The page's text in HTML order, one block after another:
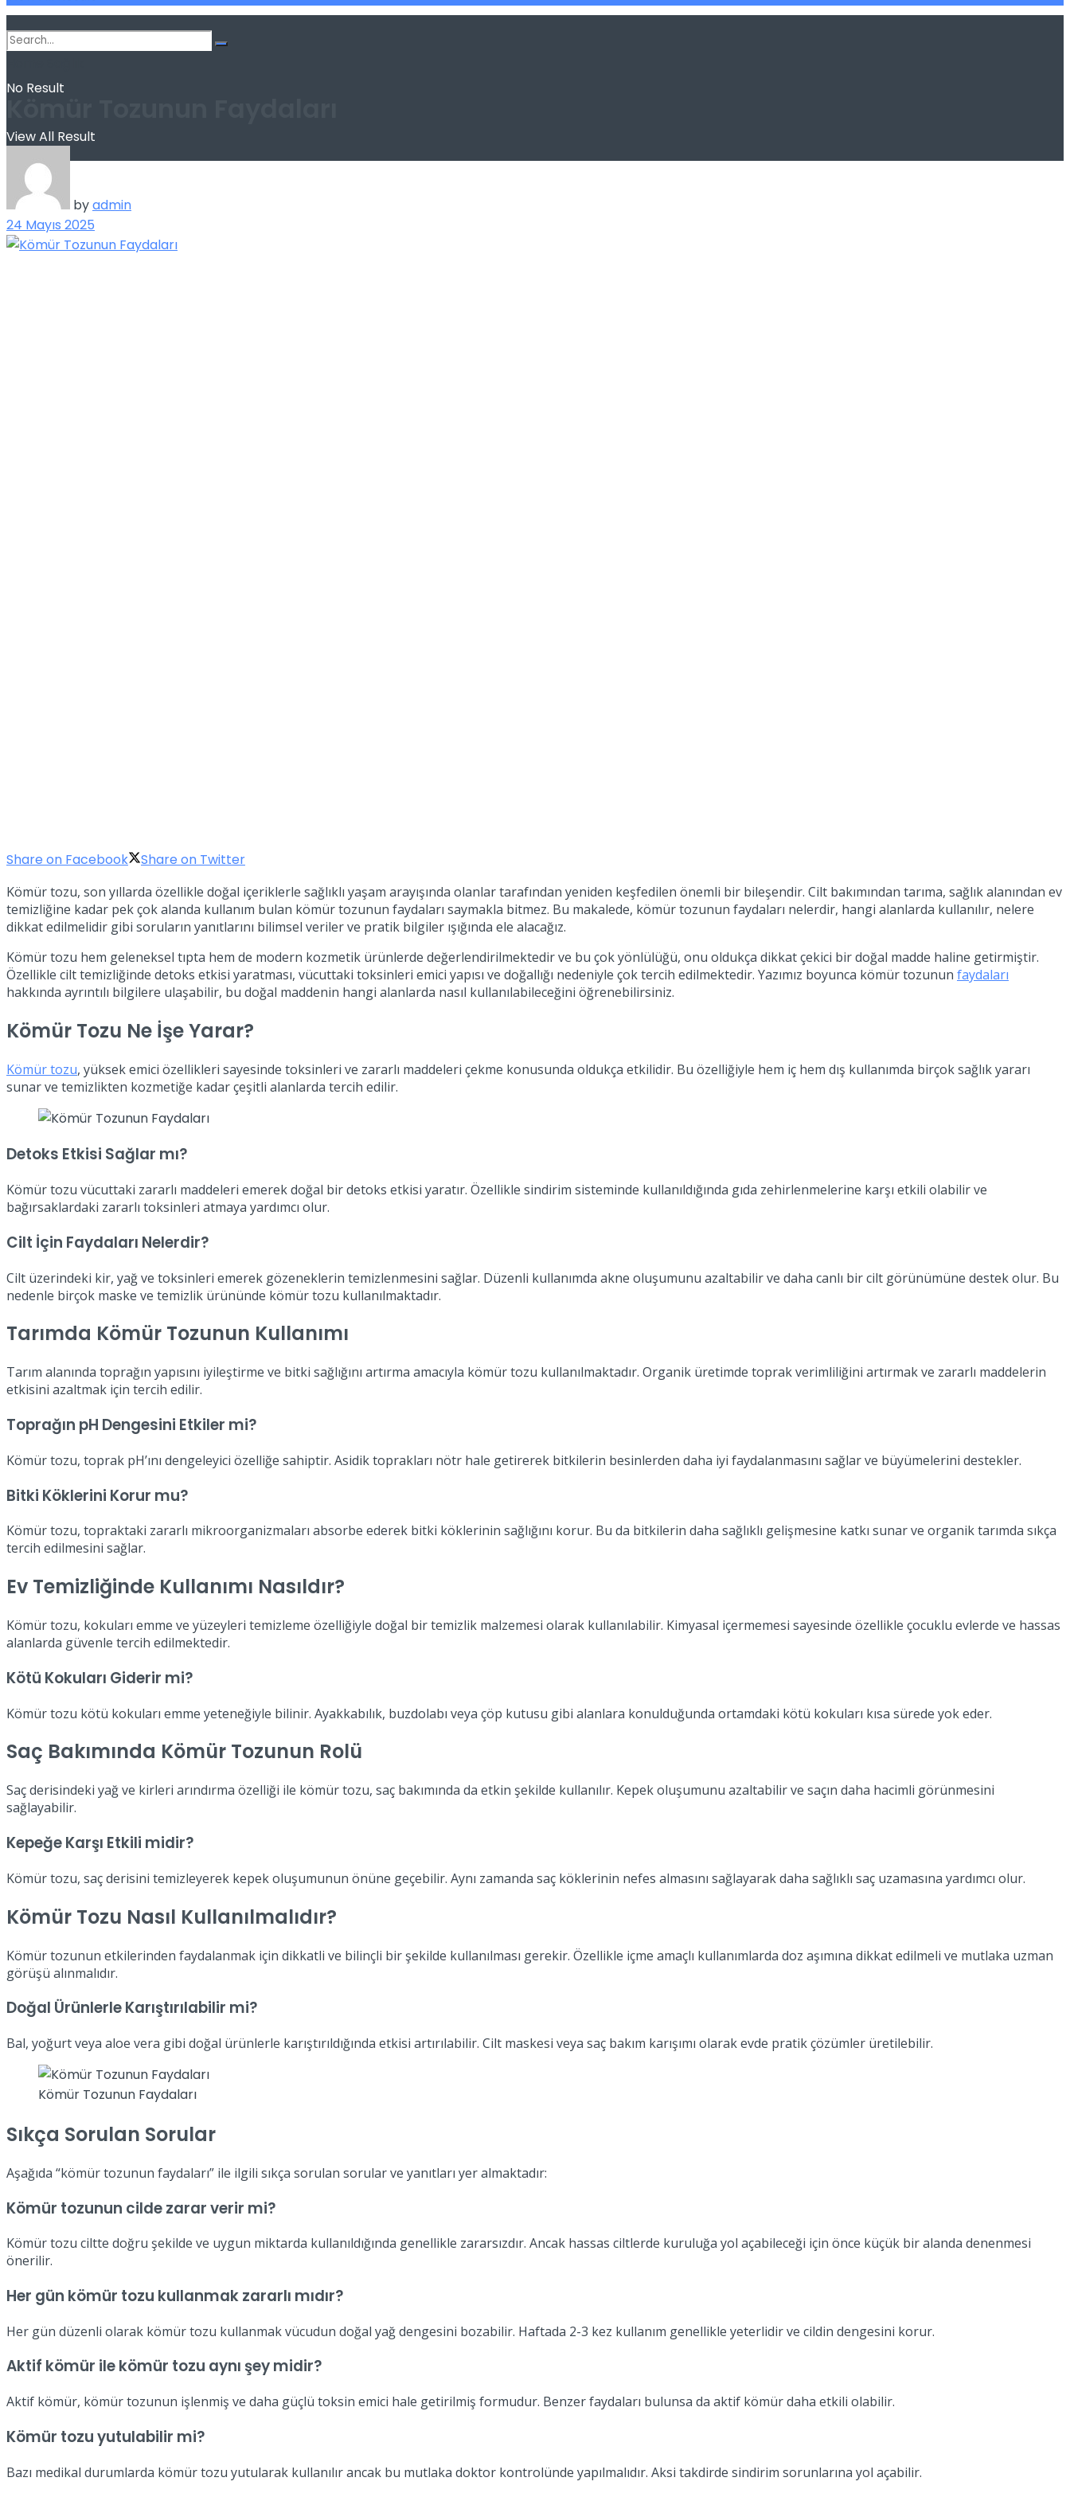
No Result
View All Result
byadmin
24 Mayıs 2025
Share on Facebook Share on Twitter
Kömür tozu, son yıllarda özellikle doğal içeriklerle sağlıklı yaşam arayışında olanlar tarafından yeniden keşfedilen önemli bir bileşendir. Cilt bakımından tarıma, sağlık alanından ev
temizliğine kadar pek çok alanda kullanım bulan kömür tozunun faydaları saymakla bitmez. Bu makalede, kömür tozunun faydaları nelerdir, hangi alanlarda kullanılır, nelere
dikkat edilmelidir gibi soruların yanıtlarını bilimsel veriler ve pratik bilgiler ışığında ele alacağız.
Kömür tozu hem geleneksel tıpta hem de modern kozmetik ürünlerde değerlendirilmektedir ve bu çok yönlülüğü, onu oldukça dikkat çekici bir doğal madde haline getirmiştir.
Özellikle cilt temizliğinde detoks etkisi yaratması, vücuttaki toksinleri emici yapısı ve doğallığı nedeniyle çok tercih edilmektedir. Yazımız boyunca kömür tozunun faydaları
hakkında ayrıntılı bilgilere ulaşabilir, bu doğal maddenin hangi alanlarda nasıl kullanılabileceğini öğrenebilirsiniz.
Kömür Tozu Ne İşe Yarar?
Kömür tozu, yüksek emici özellikleri sayesinde toksinleri ve zararlı maddeleri çekme konusunda oldukça etkilidir. Bu özelliğiyle hem iç hem dış kullanımda birçok sağlık yararı
sunar ve temizlikten kozmetiğe kadar çeşitli alanlarda tercih edilir.
Detoks Etkisi Sağlar mı?
Kömür tozu vücuttaki zararlı maddeleri emerek doğal bir detoks etkisi yaratır. Özellikle sindirim sisteminde kullanıldığında gıda zehirlenmelerine karşı etkili olabilir ve
bağırsaklardaki zararlı toksinleri atmaya yardımcı olur.
Cilt İçin Faydaları Nelerdir?
Cilt üzerindeki kir, yağ ve toksinleri emerek gözeneklerin temizlenmesini sağlar. Düzenli kullanımda akne oluşumunu azaltabilir ve daha canlı bir cilt görünümüne destek olur. Bu
nedenle birçok maske ve temizlik ürününde kömür tozu kullanılmaktadır.
Tarımda Kömür Tozunun Kullanımı
Tarım alanında toprağın yapısını iyileştirme ve bitki sağlığını artırma amacıyla kömür tozu kullanılmaktadır. Organik üretimde toprak verimliliğini artırmak ve zararlı maddelerin
etkisini azaltmak için tercih edilir.
Toprağın pH Dengesini Etkiler mi?
Kömür tozu, toprak pH’ını dengeleyici özelliğe sahiptir. Asidik toprakları nötr hale getirerek bitkilerin besinlerden daha iyi faydalanmasını sağlar ve büyümelerini destekler.
Bitki Köklerini Korur mu?
Kömür tozu, topraktaki zararlı mikroorganizmaları absorbe ederek bitki köklerinin sağlığını korur. Bu da bitkilerin daha sağlıklı gelişmesine katkı sunar ve organik tarımda sıkça
tercih edilmesini sağlar.
Ev Temizliğinde Kullanımı Nasıldır?
Kömür tozu, kokuları emme ve yüzeyleri temizleme özelliğiyle doğal bir temizlik malzemesi olarak kullanılabilir. Kimyasal içermemesi sayesinde özellikle çocuklu evlerde ve hassas
alanlarda güvenle tercih edilmektedir.
Kötü Kokuları Giderir mi?
Kömür tozu kötü kokuları emme yeteneğiyle bilinir. Ayakkabılık, buzdolabı veya çöp kutusu gibi alanlara konulduğunda ortamdaki kötü kokuları kısa sürede yok eder.
Saç Bakımında Kömür Tozunun Rolü
Saç derisindeki yağ ve kirleri arındırma özelliği ile kömür tozu, saç bakımında da etkin şekilde kullanılır. Kepek oluşumunu azaltabilir ve saçın daha hacimli görünmesini
sağlayabilir.
Kepeğe Karşı Etkili midir?
Kömür tozu, saç derisini temizleyerek kepek oluşumunun önüne geçebilir. Aynı zamanda saç köklerinin nefes almasını sağlayarak daha sağlıklı saç uzamasına yardımcı olur.
Kömür Tozu Nasıl Kullanılmalıdır?
Kömür tozunun etkilerinden faydalanmak için dikkatli ve bilinçli bir şekilde kullanılması gerekir. Özellikle içme amaçlı kullanımlarda doz aşımına dikkat edilmeli ve mutlaka uzman
görüşü alınmalıdır.
Doğal Ürünlerle Karıştırılabilir mi?
Bal, yoğurt veya aloe vera gibi doğal ürünlerle karıştırıldığında etkisi artırılabilir. Cilt maskesi veya saç bakım karışımı olarak evde pratik çözümler üretilebilir.
Kömür Tozunun Faydaları
Sıkça Sorulan Sorular
Aşağıda “kömür tozunun faydaları” ile ilgili sıkça sorulan sorular ve yanıtları yer almaktadır:
Kömür tozunun cilde zarar verir mi?
Kömür tozu ciltte doğru şekilde ve uygun miktarda kullanıldığında genellikle zararsızdır. Ancak hassas ciltlerde kuruluğa yol açabileceği için önce küçük bir alanda denenmesi
önerilir.
Her gün kömür tozu kullanmak zararlı mıdır?
Her gün düzenli olarak kömür tozu kullanmak vücudun doğal yağ dengesini bozabilir. Haftada 2-3 kez kullanım genellikle yeterlidir ve cildin dengesini korur.
Aktif kömür ile kömür tozu aynı şey midir?
Aktif kömür, kömür tozunun işlenmiş ve daha güçlü toksin emici hale getirilmiş formudur. Benzer faydaları bulunsa da aktif kömür daha etkili olabilir.
Kömür tozu yutulabilir mi?
Bazı medikal durumlarda kömür tozu yutularak kullanılır ancak bu mutlaka doktor kontrolünde yapılmalıdır. Aksi takdirde sindirim sorunlarına yol açabilir.